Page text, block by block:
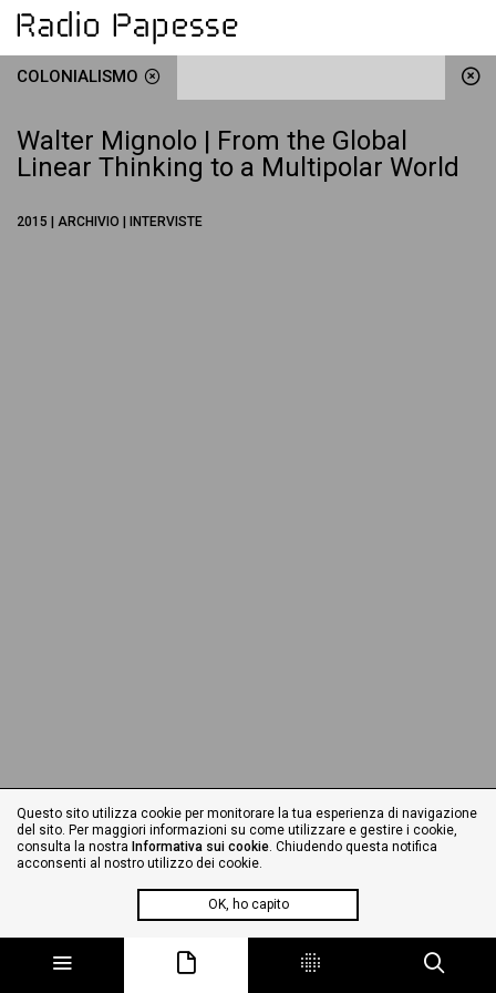
COLONIALISMO
Walter Mignolo | From the Global
Linear Thinking to a Multipolar World
2015 | ARCHIVIO | INTERVISTE
Questo sito utilizza cookie per monitorare la tua esperienza di navigazione
del sito. Per maggiori informazioni su come utilizzare e gestire i cookie,
consulta la nostra Informativa sui cookie. Chiudendo questa notifica
acconsenti al nostro utilizzo dei cookie.
OK, ho capito